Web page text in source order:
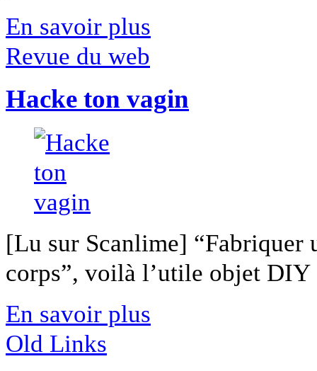
En savoir plus
Revue du web
Hacke ton vagin
[Lu sur Scanlime] “Fabriquer
corps”, voilà l’utile objet
En savoir plus
Old Links